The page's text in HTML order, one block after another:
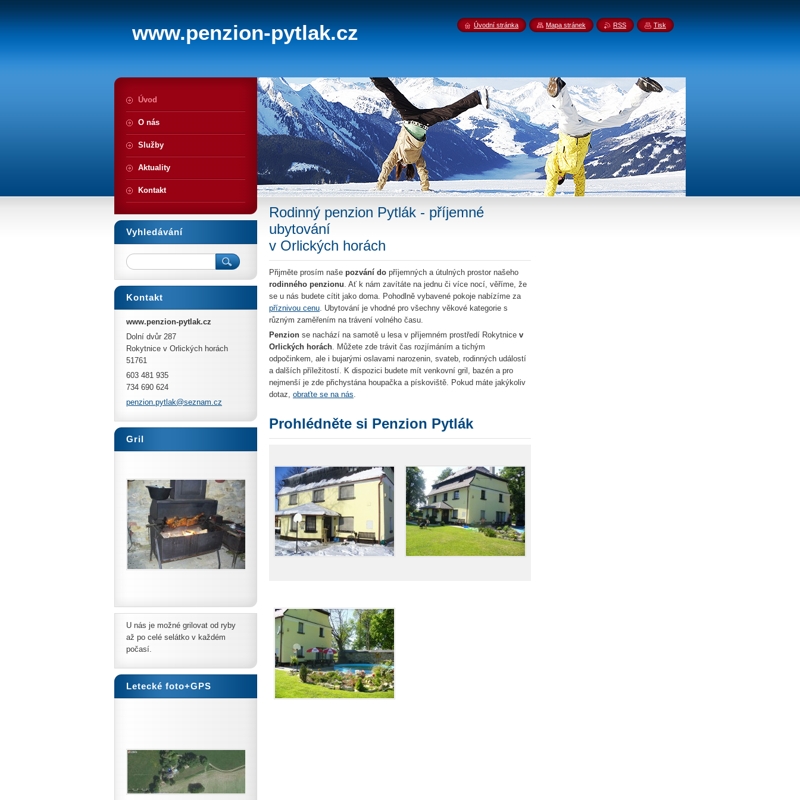
www.penzion-pytlak.cz
Rodinný penzion Pytlák - příjemné
ubytování
v Orlických horách
Přijměte prosím naše pozvání do příjemných a útulných prostor našeho
rodinného penzionu. Ať k nám zavítáte na jednu či více nocí, věříme, že
se u nás budete cítit jako doma. Pohodlně vybavené pokoje nabízíme za
příznivou cenu. Ubytování je vhodné pro všechny věkové kategorie s
různým zaměřením na trávení volného času.
Penzion se nachází na samotě u lesa v příjemném prostředí Rokytnice v
Orlických horách. Můžete zde trávit čas rozjímáním a tichým
odpočinkem, ale i bujarými oslavami narozenin, svateb, rodinných událostí
a dalších příležitostí. K dispozici budete mít venkovní gril, bazén a pro
nejmenší je zde přichystána houpačka a pískoviště. Pokud máte jakýkoliv
dotaz, obraťte se na nás.
Prohlédněte si Penzion Pytlák
Úvod
O nás
Služby
Aktuality
Kontakt
Vyhledávání
Kontakt
www.penzion-pytlak.cz
Dolní dvůr 287
Rokytnice v Orlických horách
51761
603 481 935
734 690 624
penzion.pytlak@seznam.cz
Gril
U nás je možné grilovat od ryby
až po celé selátko v každém
počasí.
Letecké foto+GPS
Úvodní stránka Mapa stránek RSS Tisk